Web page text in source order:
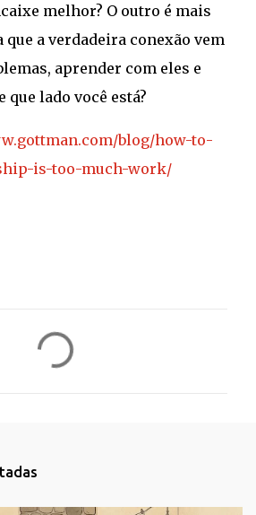
melhor? O outro é mais
a verdadeira conexão vem
aprender com eles e
que lado você está?
blog/how-to-
is-too-much-work/